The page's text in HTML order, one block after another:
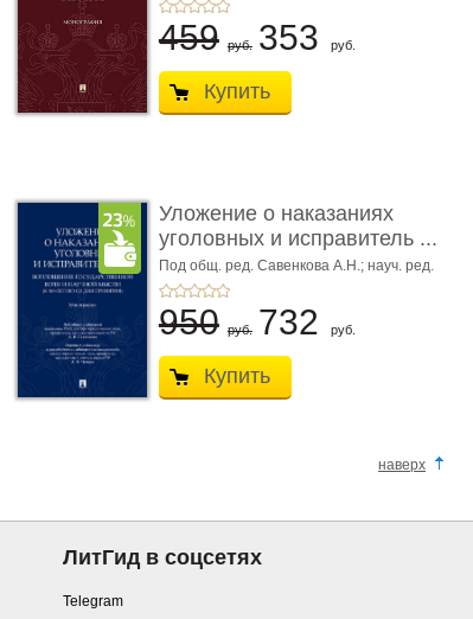
459 руб. 353 руб.
Купить
Уложение о наказаниях
уголовных и исправитель ...
Под общ. ред. Савенкова А.Н.; науч. ред.
и рук. авт. кол. Чучаев А.И.
950 руб. 732 руб.
Купить
наверх
ЛитГид в соцсетях
Telegram